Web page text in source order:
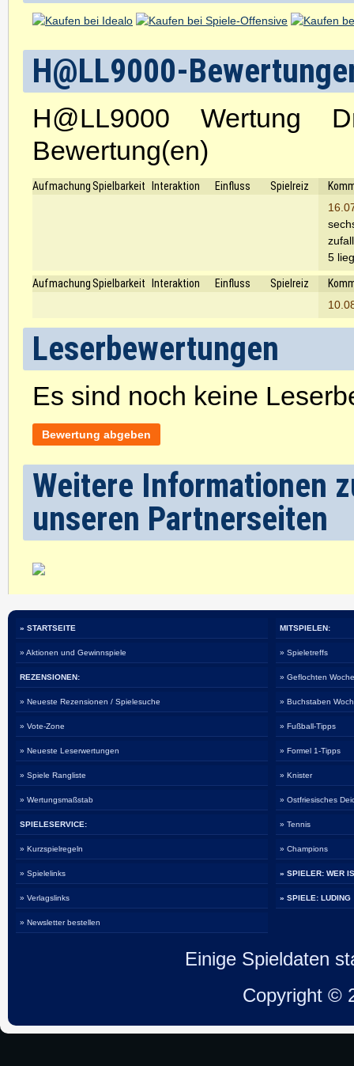
H@LL9000-
H@LL9000
Bewertung(en)
Aufmachung Spielbarkeit Interaktion Einfluss Spielreiz
5
Aufmachung Spielbarkeit Interaktion Einfluss Spielreiz
Leserbewertungen
Es sind noch keine
Bewertung abgeben
Weitere Informationen
unseren Partnerseiten
» STARTSEITE
» Aktionen und Gewinnspiele
REZENSIONEN:
» Neueste Rezensionen / Spielesuche
» Vote-Zone
» Neueste Leserwertungen
» Spiele Rangliste
» Wertungsmaßstab
SPIELESERVICE:
» Kurzspielregeln
» Spielelinks
» Verlagslinks
» Newsletter bestellen
MITSPIELEN:
» Spieletreffs
» Geflochten
» Buchstaben
» Fußball-Tipps
» Formel 1-Tipps
» Knister
» Ostfriesisches
» Tennis
» Champions
» SPIELER: WER
» SPIELE: LUDING
Einige Spieldaten
Copyright ©